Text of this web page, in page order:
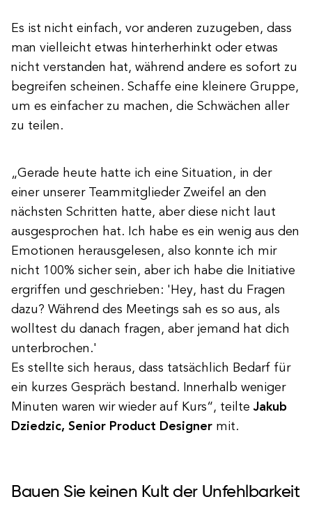
Es ist nicht einfach, vor anderen zuzugeben, dass
man vielleicht etwas hinterherhinkt oder etwas
nicht verstanden hat, während andere es sofort zu
begreifen scheinen. Schaffe eine kleinere Gruppe,
um es einfacher zu machen, die Schwächen aller
zu teilen.
„Gerade heute hatte ich eine Situation, in der
einer unserer Teammitglieder Zweifel an den
nächsten Schritten hatte, aber diese nicht laut
ausgesprochen hat. Ich habe es ein wenig aus den
Emotionen herausgelesen, also konnte ich mir
nicht 100% sicher sein, aber ich habe die Initiative
ergriffen und geschrieben: 'Hey, hast du Fragen
dazu? Während des Meetings sah es so aus, als
wolltest du danach fragen, aber jemand hat dich
unterbrochen.'
Es stellte sich heraus, dass tatsächlich Bedarf für
ein kurzes Gespräch bestand. Innerhalb weniger
Minuten waren wir wieder auf Kurs“, teilteJakub
Dziedzic, Senior Product Designer mit.
Bauen Sie keinen Kult der Unfehlbarkeit